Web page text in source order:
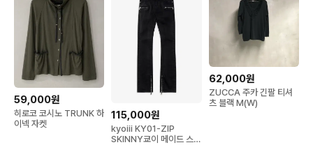
59,000원
히로코 코시노 TRUNK 하
이넥 자켓
115,000원
kyoiii KY01-ZIP
SKINNY쿄이 메이드 스키
62,000원
ZUCCA 주카 긴팔 티셔
츠 블랙 M(W)